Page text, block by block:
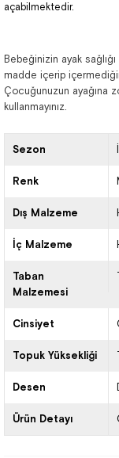
açabilmektedir.
Bebeğinizin ayak
madde içerip
Çocuğunuzun ayağına
kullanmayınız.
Sezon
Renk
Dış Malzeme
İç Malzeme
Taban
Malzemesi
Cinsiyet
Topuk Yüksekliği
Desen
Ürün Detayı